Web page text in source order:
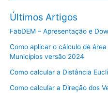
Últimos Artigos
FabDEM – Apresentação e
Como aplicar o cálculo de
Municípios versão 2024
Como calcular a Distância
Como calcular a Direção dos